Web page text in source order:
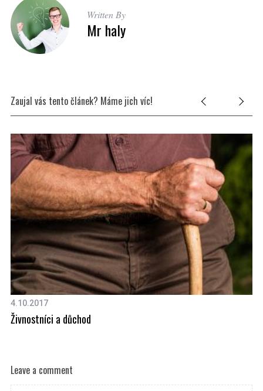
Written By
Mr haly
Zaujal vás tento článek? Máme jich víc!
4.10.2017
Živnostníci a důchod
Leave a comment